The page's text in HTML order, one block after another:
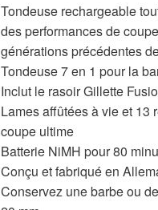
Tondeuse rechargeable
des performances de
générations précédentes
Tondeuse 7 en 1 pour la
Inclut le rasoir Gillette
Lames affûtées à vie et 13
coupe ultime
Batterie NiMH pour 80
Conçu et fabriqué en
Conservez une barbe ou